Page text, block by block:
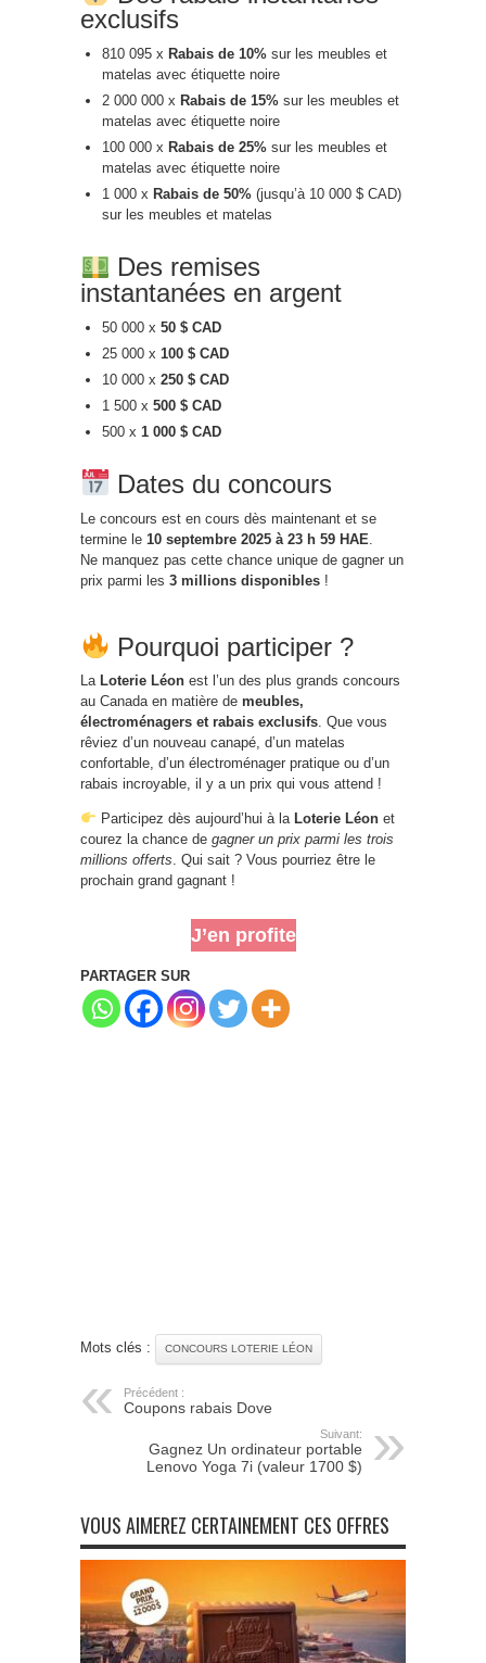
exclusifs
810 095 x Rabais de 10% sur les meubles et
matelas avec étiquette noire
2 000 000 x Rabais de 15% sur les meubles et
matelas avec étiquette noire
100 000 x Rabais de 25% sur les meubles et
matelas avec étiquette noire
1 000 x Rabais de 50% (jusqu’à 10 000 $ CAD)
sur les meubles et matelas
Des remises
instantanées en argent
50 000 x 50 $ CAD
25 000 x 100 $ CAD
10 000 x 250 $ CAD
1 500 x 500 $ CAD
500 x 1 000 $ CAD
Dates du concours
Le concours est en cours dès maintenant et se
termine le 10 septembre 2025 à 23 h 59 HAE
Ne manquez pas cette chance unique de gagner un
prix parmi les 3 millions disponibles !
Pourquoi participer ?
La Loterie Léon est l’un des plus grands concours
au Canada en matière de meubles,
électroménagers et rabais exclusifs. Que vous
rêviez d’un nouveau canapé, d’un matelas
confortable, d’un électroménager pratique ou d’un
rabais incroyable, il y a un prix qui vous attend !
Participez dès aujourd’hui à la Loterie Léonet
courez la chance de gagner un prix parmi les trois
millions offerts. Qui sait ? Vous pourriez être le
prochain grand gagnant !
J’en profite
PARTAGER SUR
Mots clés : CONCOURS LOTERIE LÉON
Précédent :
Coupons rabais Dove
Suivant:
Gagnez Un ordinateur portable
Lenovo Yoga 7i (valeur 1700 $)
VOUS AIMEREZ CERTAINEMENT CES OFFRES